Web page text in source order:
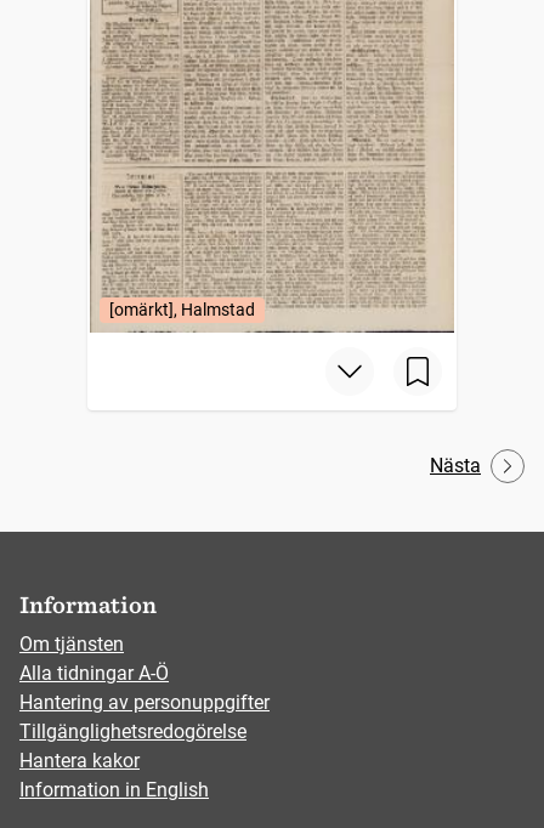
[omärkt], Halmstad
Nästa
Information
Om tjänsten
Alla tidningar A-Ö
Hantering av personuppgifter
Tillgänglighetsredogörelse
Hantera kakor
Information in English